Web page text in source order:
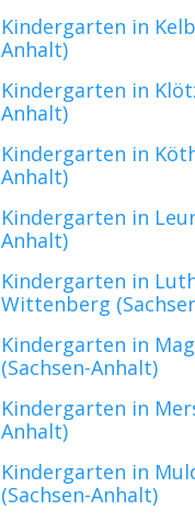
Kindergarten in
Anhalt)
Kindergarten in
Anhalt)
Kindergarten in
Anhalt)
Kindergarten in
Anhalt)
Kindergarten in
Wittenberg
Kindergarten in
(Sachsen-Anhalt)
Kindergarten in
Anhalt)
Kindergarten in
(Sachsen-Anhalt)